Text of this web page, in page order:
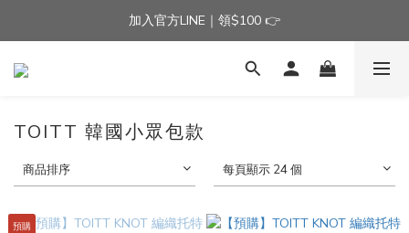
加入官方LINE｜領$100 👉
加入官方LINE｜領$100 👉
滿$3000免運費 | 滿$5000贈AISLE方塊酥髮夾乙個
TOITT 韓國小眾包款
商品排序 每頁顯示 24 個
預購